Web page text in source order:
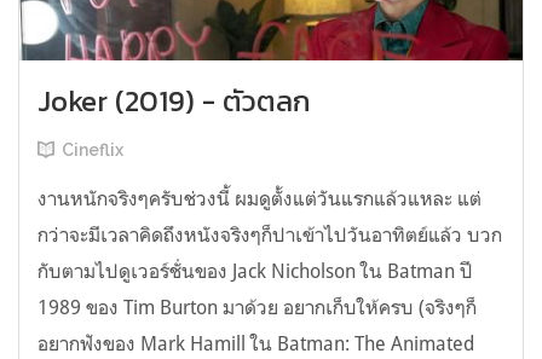
Joker (2019) - ตัวตลก
Cineflix
งานหนักจริงๆครับช่วงนี้ ผมดูตั้งแต่วันแรกแล้วแหละ แต่
กว่าจะมีเวลาคิดถึงหนังจริงๆก็ปาเข้าไปวันอาทิตย์แล้ว บวก
กับตามไปดูเวอร์ชั่นของ Jack Nicholson ใน Batman ปี
1989 ของ Tim Burton มาด้วย อยากเก็บให้ครบ (จริงๆก็
อยากฟังของ Mark Hamill ใน Batman: The Animated